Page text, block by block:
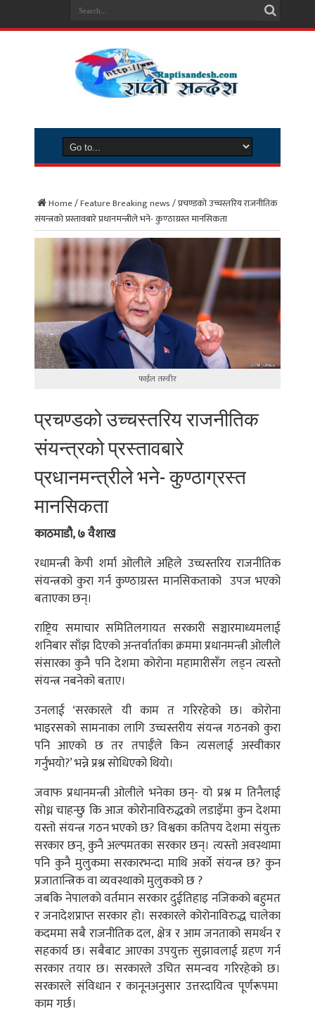
Home/Feature Breaking news/प्रचण्डको उच्चस्तरिय राजनीतिक
संयन्त्रको प्रस्तावबारे प्रधानमन्त्रीले भने- कुण्ठाग्रस्त मानसिकता
फाईल तस्वीर
प्रचण्डको उच्चस्तरिय राजनीतिक
संयन्त्रको प्रस्तावबारे
प्रधानमन्त्रीले भने- कुण्ठाग्रस्त
मानसिकता
काठमाडौ, ७ वैशाख
रधामन्त्री केपी शर्मा ओलीले अहिले उच्चस्तरिय राजनीतिक
संयन्त्रको कुरा गर्न कुण्ठाग्रस्त मानसिकताको उपज भएको
बताएका छन्।
राष्ट्रिय समाचार समितिलगायत सरकारी सञ्चारमाध्यमलाई
शनिबार साँझ दिएको अन्तर्वार्ताका क्रममा प्रधानमन्त्री ओलीले
संसारका कुनै पनि देशमा कोरोना महामारीसँग लड्न त्यस्तो
संयन्त्र नबनेको बताए।
उनलाई ‘सरकारले यी काम त गरिरहेको छ। कोरोना
भाइरसको सामनाका लागि उच्चस्तरीय संयन्त्र गठनको कुरा
पनि आएको छ तर तपाईँले किन त्यसलाई अस्वीकार
गर्नुभयो?’ भन्ने प्रश्न सोधिएको थियो।
जवाफ प्रधानमन्त्री ओलीले भनेका छन्- यो प्रश्न म तिनैलाई
सोध्न चाहन्छु कि आज कोरोनाविरुद्धको लडाइँमा कुन देशमा
यस्तो संयन्त्र गठन भएको छ? विश्वका कतिपय देशमा संयुक्त
सरकार छन्, कुनै अल्पमतका सरकार छन्। त्यस्तो अवस्थामा
पनि कुनै मुलुकमा सरकारभन्दा माथि अर्को संयन्त्र छ? कुन
प्रजातान्त्रिक वा व्यवस्थाको मुलुकको छ ?
जबकि नेपालको वर्तमान सरकार दुईतिहाइ नजिकको बहुमत
र जनादेशप्राप्त सरकार हो। सरकारले कोरोनाविरुद्ध चालेका
कदममा सबै राजनीतिक दल, क्षेत्र र आम जनताको समर्थन र
सहकार्य छ। सबैबाट आएका उपयुक्त सुझावलाई ग्रहण गर्न
सरकार तयार छ। सरकारले उचित समन्वय गरिरहेको छ।
सरकारले संविधान र कानूनअनुसार उत्तरदायित्व पूर्णरूपमा
काम गर्छ।